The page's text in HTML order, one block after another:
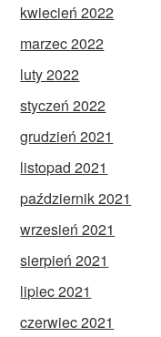
kwiecień 2022
marzec 2022
luty 2022
styczeń 2022
grudzień 2021
listopad 2021
październik 2021
wrzesień 2021
sierpień 2021
lipiec 2021
czerwiec 2021